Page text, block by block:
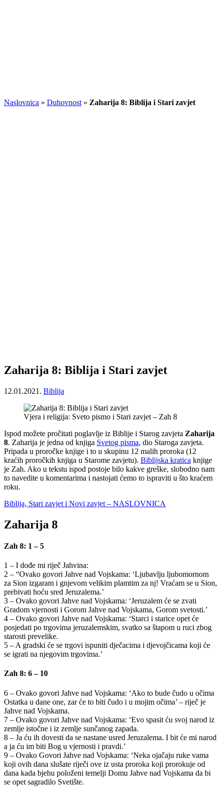
Naslovnica » Duhovnost » Zaharija 8: Biblija i Stari zavjet
Zaharija 8: Biblija i Stari zavjet
12.01.2021. Biblija
Vjera i religija: Sveto pismo i Stari zavjet – Zah 8
Ispod možete pročitati poglavlje iz Biblije i Starog zavjeta Zaharija
8. Zaharija je jedna od knjiga Svetog pisma, dio Staroga zavjeta.
Pripada u proročke knjige i to u skupinu 12 malih proroka (12
kraćih proročkih knjiga u Starome zavjetu). Biblijska kratica knjige
je Zah. Ako u tekstu ispod postoje bilo kakve greške, slobodno nam
to navedite u komentarima i nastojati ćemo to ispraviti u što kraćem
roku.
Biblija, Stari zavjet i Novi zavjet – NASLOVNICA
Zaharija 8
Zah 8: 1 – 5
1 – I dođe mi riječ Jahvina:
2 – “Ovako govori Jahve nad Vojskama: ‘Ljubavlju ljubomornom
za Sion izgaram i gnjevom velikim plamtim za nj! Vraćam se u Sion,
prebivati hoću sred Jeruzalema.’
3 – Ovako govori Jahve nad Vojskama: ‘Jeruzalem će se zvati
Gradom vjernosti i Gorom Jahve nad Vojskama, Gorom svetosti.’
4 – Ovako govori Jahve nad Vojskama: ‘Starci i starice opet će
posjedati po trgovima jeruzalemskim, svatko sa štapom u ruci zbog
starosti prevelike.
5 – A gradski će se trgovi ispuniti dječacima i djevojčicama koji će
se igrati na njegovim trgovima.’
Zah 8: 6 – 10
6 – Ovako govori Jahve nad Vojskama: ‘Ako to bude čudo u očima
Ostatka u dane one, zar će to biti čudo i u mojim očima’ – riječ je
Jahve nad Vojskama.
7 – Ovako govori Jahve nad Vojskama: ‘Evo spasit ću svoj narod iz
zemlje istočne i iz zemlje sunčanog zapada.
8 – Ja ću ih dovesti da se nastane usred Jeruzalema. I bit će mi narod
a ja ću im biti Bog u vjernosti i pravdi.’
9 – Ovako Govori Jahve nad Vojskama: ‘Neka ojačaju ruke vama
koji ovih dana slušate riječi ove iz usta proroka koji prorokuje od
dana kada bjehu položeni temelji Domu Jahve nad Vojskama da bi
se opet sagradilo Svetište.